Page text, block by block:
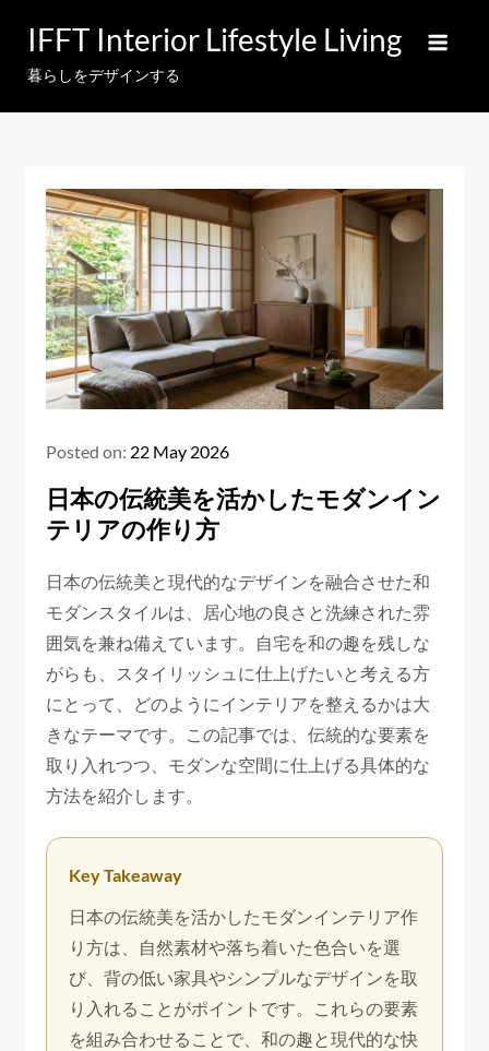
content
IFFT Interior Lifestyle Living
暮らしをデザインする
Posted on: 22 May 2026
日本の伝統美を活かしたモダンイン
テリアの作り方
日本の伝統美と現代的なデザインを融合させた和
モダンスタイルは、居心地の良さと洗練された雰
囲気を兼ね備えています。自宅を和の趣を残しな
がらも、スタイリッシュに仕上げたいと考える方
にとって、どのようにインテリアを整えるかは大
きなテーマです。この記事では、伝統的な要素を
取り入れつつ、モダンな空間に仕上げる具体的な
方法を紹介します。
Key Takeaway
日本の伝統美を活かしたモダンインテリア作
り方は、自然素材や落ち着いた色合いを選
び、背の低い家具やシンプルなデザインを取
り入れることがポイントです。これらの要素
を組み合わせることで、和の趣と現代的な快